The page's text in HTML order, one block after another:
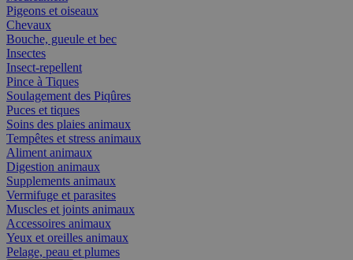
Pigeons et oiseaux
Chevaux
Bouche, gueule et bec
Insectes
Insect-repellent
Pince à Tiques
Soulagement des Piqûres
Puces et tiques
Soins des plaies animaux
Tempêtes et stress animaux
Aliment animaux
Digestion animaux
Supplements animaux
Vermifuge et parasites
Muscles et joints animaux
Accessoires animaux
Yeux et oreilles animaux
Pelage, peau et plumes